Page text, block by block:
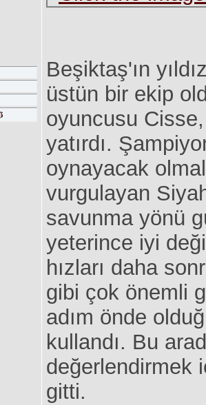
Beşiktaş'ın
üstün bir ekip
oyuncusu
yatırdı.
oynayacak
vurgulayan
savunma yönü
yeterince iyi
hızları daha
gibi çok önemli
adım önde
kullandı. Bu
değerlendirmek
gitti.